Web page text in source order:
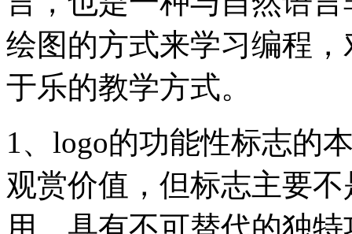
绘图的方式来学习编程
于乐的教学方式。
1、logo的功能性标志的
观赏价值，但标志主要
用。具有不可替代的独